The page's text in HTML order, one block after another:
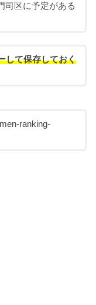
司区に予定がある
して保存しておく
ranking-